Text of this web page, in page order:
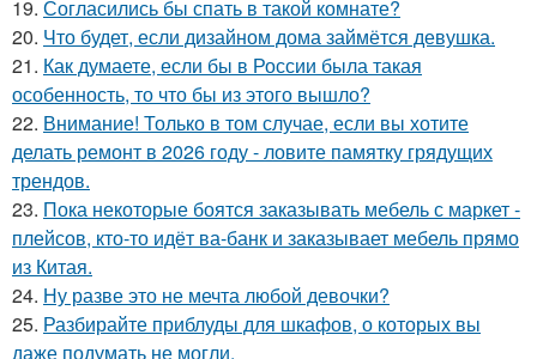
19. Согласились бы спать в такой комнате?
20. Что будет, если дизайном дома займётся девушка.
21. Как думаете, если бы в России была такая
особенность, то что бы из этого вышло?
22. Внимание! Только в том случае, если вы хотите
делать ремонт в 2026 году - ловите памятку грядущих
трендов.
23. Пока некоторые боятся заказывать мебель с маркет -
плейсов, кто-то идёт ва-банк и заказывает мебель прямо
из Китая.
24. Ну разве это не мечта любой девочки?
25. Разбирайте приблуды для шкафов, о которых вы
даже подумать не могли.